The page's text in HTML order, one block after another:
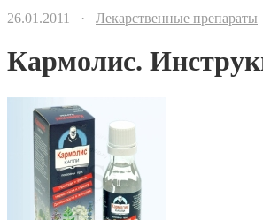
26.01.2011 · Лекарственные препараты
Кармолис.